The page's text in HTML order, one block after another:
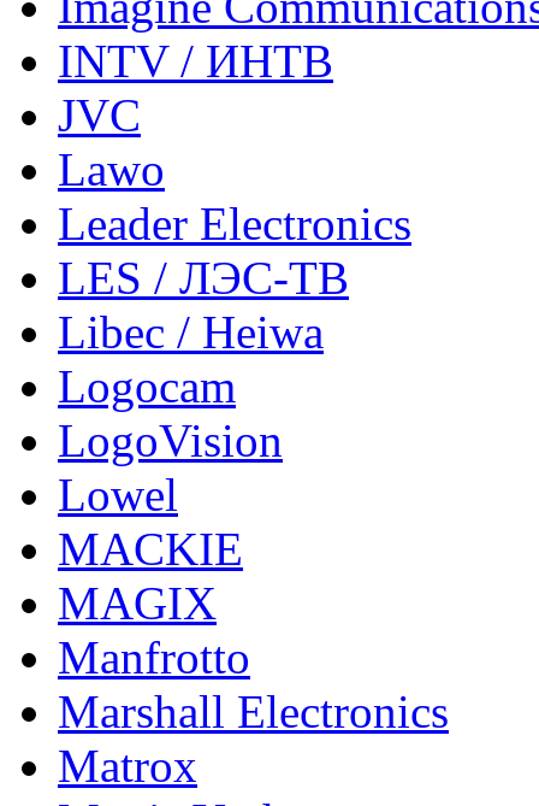
INTV / ИНТВ
JVC
Lawo
Leader Electronics
LES / ЛЭС-ТВ
Libec / Heiwa
Logocam
LogoVision
Lowel
MACKIE
MAGIX
Manfrotto
Marshall Electronics
Matrox